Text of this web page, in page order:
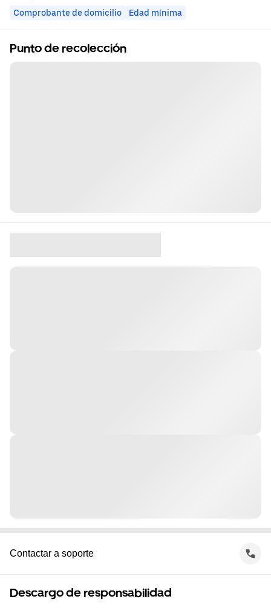
Comprobante de domicilio Edad mínima
Punto de recolección
Contactar a soporte
Descargo de responsabilidad